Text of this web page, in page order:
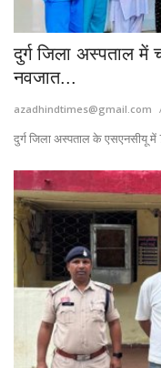
दुर्ग जिला अस्पताल में
नवजात...
azadhindtimes@gmail.com
दुर्ग जिला अस्पताल के एसएनसीयू में